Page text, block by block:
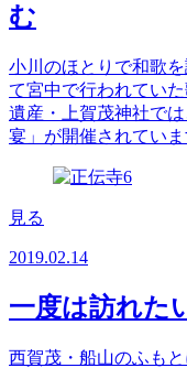
む
小川のほとりで和歌
て宮中で行われてい
遺産・上賀茂神社で
宴」が開催されていま
見る
2019.02.14
一度は訪れた
西賀茂・船山のふも